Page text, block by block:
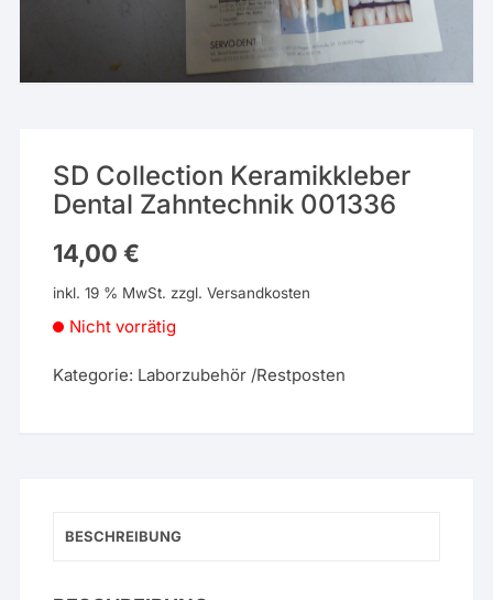
SD Collection Keramikkleber
Dental Zahntechnik 001336
14,00€
inkl. 19 % MwSt. zzgl.Versandkosten
Nicht vorrätig
Kategorie: Laborzubehör /Restposten
BESCHREIBUNG